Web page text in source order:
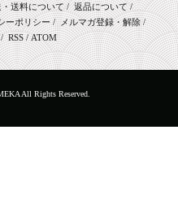
・送料について/ 返品について/
ーポリシー/ メルマガ登録・解除/
RSS/ATOM
All Rights Reserved.